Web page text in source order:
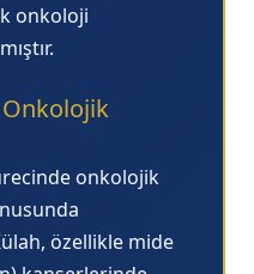
onkoloji
onkolojik
özellikle mide